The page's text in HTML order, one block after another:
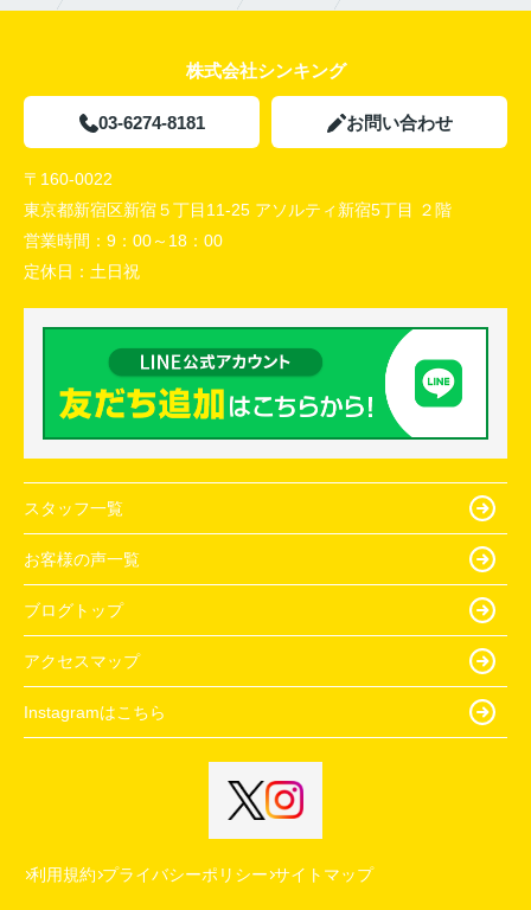
株式会社シンキング
03-6274-8181 お問い合わせ
〒160-0022
東京都新宿区新宿５丁目11-25 アソルティ新宿5丁目 ２階
営業時間： 9：00～18：00
定休日： 土日祝
スタッフ一覧
お客様の声一覧
ブログトップ
アクセスマップ
Instagramはこちら
利用規約 プライバシーポリシー サイトマップ